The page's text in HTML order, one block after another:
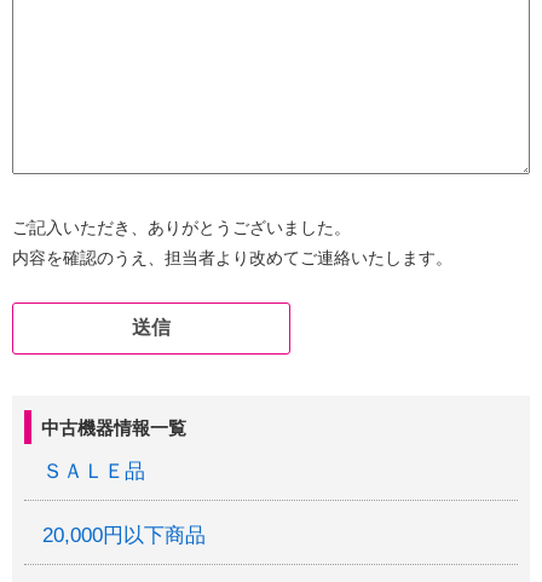
中古機器情報一覧
ＳＡＬＥ品
20,000円以下商品
ご記入いただき、ありがとうございました。
内容を確認のうえ、担当者より改めてご連絡いたします。